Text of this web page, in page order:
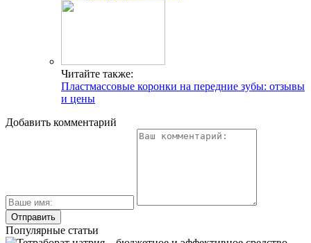
Читайте также:
Пластмассовые коронки на передние зубы: отзывы
и цены
Добавить комментарий
Популярные статьи